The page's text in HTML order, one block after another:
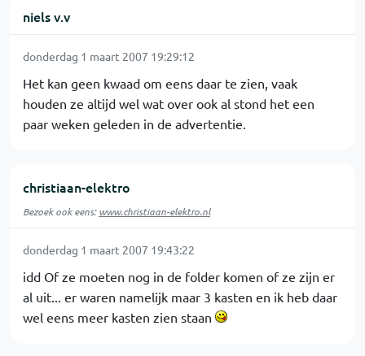
niels v.v
donderdag 1 maart 2007 19:29:12
Het kan geen kwaad om eens daar te zien, vaak
houden ze altijd wel wat over ook al stond het een
paar weken geleden in de advertentie.
christiaan-elektro
Bezoek ook eens:www.christiaan-elektro.nl
donderdag 1 maart 2007 19:43:22
idd Of ze moeten nog in de folder komen of ze zijn er
al uit... er waren namelijk maar 3 kasten en ik heb daar
wel eens meer kasten zien staan